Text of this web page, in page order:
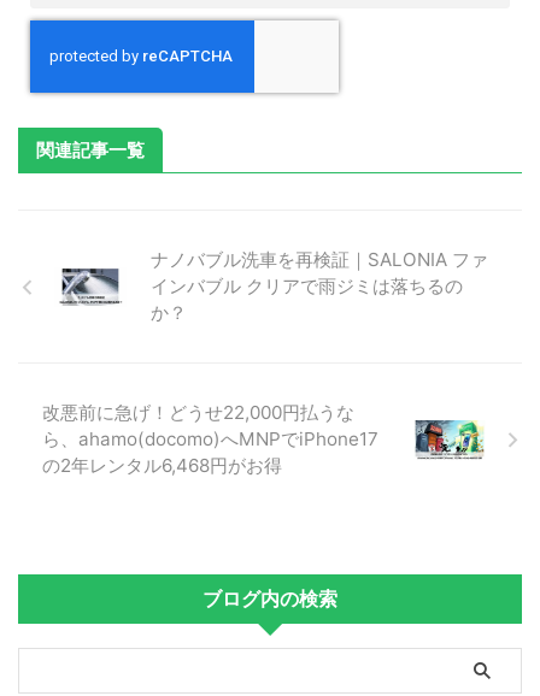
関連記事一覧
ナノバブル洗車を再検証｜SALONIA ファ
インバブル クリアで雨ジミは落ちるの
か？
改悪前に急げ！どうせ22,000円払うな
ら、ahamo(docomo)へMNPでiPhone17
の2年レンタル6,468円がお得
ブログ内の検索